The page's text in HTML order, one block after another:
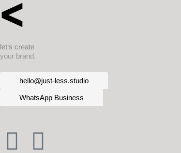
let‘s create
your brand.
hello@just-less.studio
WhatsApp Business
L
X